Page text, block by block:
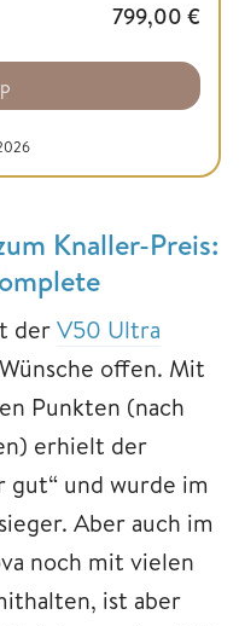
799,00 €
Knaller-Preis:
derV50 Ultra
offen. Mit
Punkten (nach
erhielt der
gut“ und wurde im
Aber auch im
noch mit vielen
ist aber